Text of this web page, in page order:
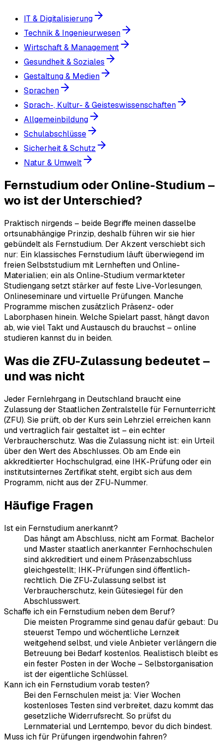
IT & Digitalisierung
Technik & Ingenieurwesen
Wirtschaft & Management
Gesundheit & Soziales
Gestaltung & Medien
Sprachen
Sprach-, Kultur- & Geisteswissenschaften
Allgemeinbildung
Schulabschlüsse
Sicherheit & Schutz
Natur & Umwelt
Fernstudium oder Online-Studium –
wo ist der Unterschied?
Praktisch nirgends – beide Begriffe meinen dasselbe
ortsunabhängige Prinzip, deshalb führen wir sie hier
gebündelt als Fernstudium. Der Akzent verschiebt sich
nur: Ein klassisches Fernstudium läuft überwiegend im
freien Selbststudium mit Lernheften und Online-
Materialien; ein als Online-Studium vermarkteter
Studiengang setzt stärker auf feste Live-Vorlesungen,
Onlineseminare und virtuelle Prüfungen. Manche
Programme mischen zusätzlich Präsenz- oder
Laborphasen hinein. Welche Spielart passt, hängt davon
ab, wie viel Takt und Austausch du brauchst – online
studieren kannst du in beiden.
Was die ZFU-Zulassung bedeutet –
und was nicht
Jeder Fernlehrgang in Deutschland braucht eine
Zulassung der Staatlichen Zentralstelle für Fernunterricht
(ZFU). Sie prüft, ob der Kurs sein Lehrziel erreichen kann
und vertraglich fair gestaltet ist – ein echter
Verbraucherschutz. Was die Zulassung nicht ist: ein Urteil
über den Wert des Abschlusses. Ob am Ende ein
akkreditierter Hochschulgrad, eine IHK-Prüfung oder ein
institutsinternes Zertifikat steht, ergibt sich aus dem
Programm, nicht aus der ZFU-Nummer.
Häufige Fragen
Ist ein Fernstudium anerkannt?
Das hängt am Abschluss, nicht am Format. Bachelor
und Master staatlich anerkannter Fernhochschulen
sind akkreditiert und einem Präsenzabschluss
gleichgestellt; IHK-Prüfungen sind öffentlich-
rechtlich. Die ZFU-Zulassung selbst ist
Verbraucherschutz, kein Gütesiegel für den
Abschlusswert.
Schaffe ich ein Fernstudium neben dem Beruf?
Die meisten Programme sind genau dafür gebaut: Du
steuerst Tempo und wöchentliche Lernzeit
weitgehend selbst, und viele Anbieter verlängern die
Betreuung bei Bedarf kostenlos. Realistisch bleibt es
ein fester Posten in der Woche – Selbstorganisation
ist der eigentliche Schlüssel.
Kann ich ein Fernstudium vorab testen?
Bei den Fernschulen meist ja: Vier Wochen
kostenloses Testen sind verbreitet, dazu kommt das
gesetzliche Widerrufsrecht. So prüfst du
Lernmaterial und Lerntempo, bevor du dich bindest.
Muss ich für Prüfungen irgendwohin fahren?